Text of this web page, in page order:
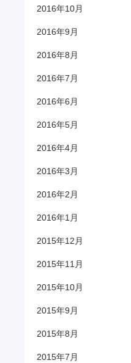
2016年10月
2016年9月
2016年8月
2016年7月
2016年6月
2016年5月
2016年4月
2016年3月
2016年2月
2016年1月
2015年12月
2015年11月
2015年10月
2015年9月
2015年8月
2015年7月